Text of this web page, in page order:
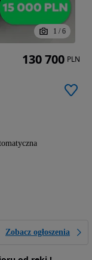
1 / 6
Zobacz ogłoszenia
130 700 PLN